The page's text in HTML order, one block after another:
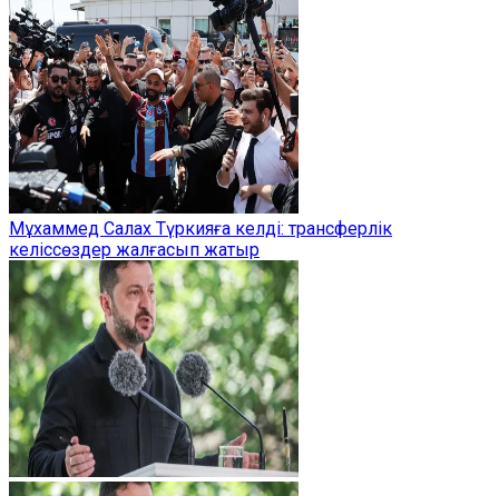
Мұхаммед Салах Түркияға келді: трансферлік
келіссөздер жалғасып жатыр